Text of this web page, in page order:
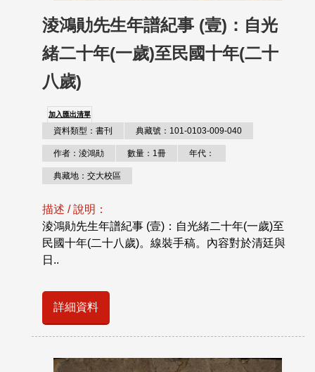
淩鴻勛先生年譜紀事 (壹)：自光
緒二十年(一歲)至民國十年(二十
八歲)
加入匯出清單
資料類型：書刊 典藏號：101-0103-009-040
作者：淩鴻勛 數量：1冊 年代：
典藏地：交大校區
描述 / 說明：
淩鴻勛先生年譜紀事 (壹)：自光緒二十年(一歲)至
民國十年(二十八歲)。線裝手稿。內容對於清廷與
日..
詳細資料